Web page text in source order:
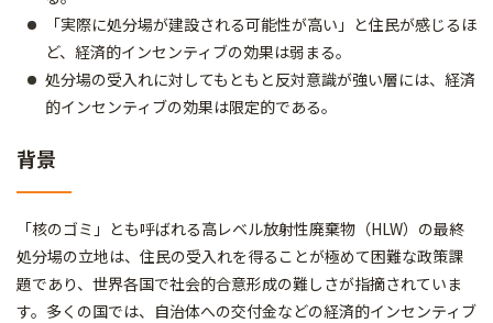
「実際に処分場が建設される可能性が高い」と住民が感じるほ
ど、経済的インセンティブの効果は弱まる。
処分場の受入れに対してもともと反対意識が強い層には、経済
的インセンティブの効果は限定的である。
背景
「核のゴミ」とも呼ばれる高レベル放射性廃棄物（HLW）の最終
処分場の立地は、住民の受入れを得ることが極めて困難な政策課
題であり、世界各国で社会的合意形成の難しさが指摘されていま
す。多くの国では、自治体への交付金などの経済的インセンティブ